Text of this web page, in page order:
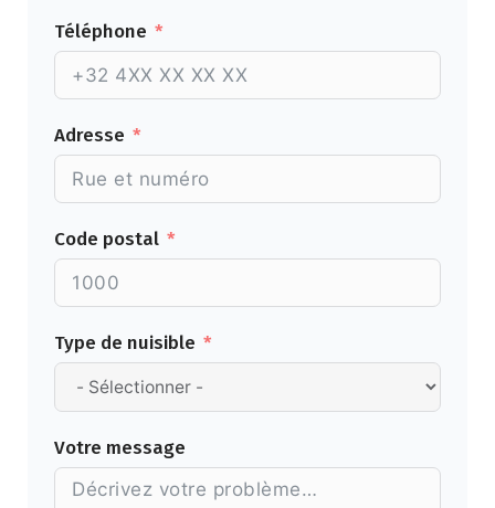
Téléphone
Adresse
Code postal
Type de nuisible
Votre message